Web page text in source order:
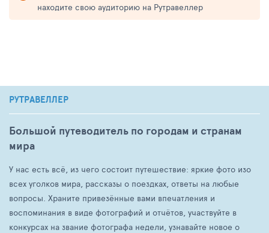
находите свою аудиторию на Рутравеллер
РУТРАВЕЛЛЕР
Большой путеводитель по городам и странам
мира
У нас есть всё, из чего состоит путешествие: яркие фото изо
всех уголков мира, рассказы о поездках, ответы на любые
вопросы. Храните привезённые вами впечатления и
воспоминания в виде фотографий и отчётов, участвуйте в
конкурсах на звание фотографа недели, узнавайте новое о